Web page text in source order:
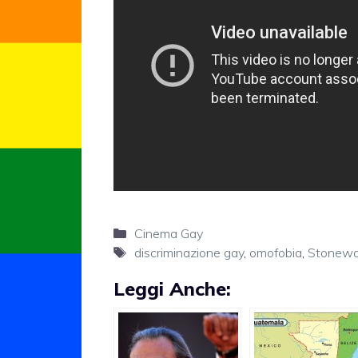
Categorie
Cinema Gay
Tag
discriminazione gay, omofobia
Leggi Anche: